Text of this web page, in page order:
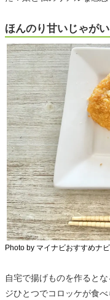
ほんのり甘いじゃが
Photo by マイナビおすすめナビ
自宅で揚げものを作ると
ジひとつでコロッケが食